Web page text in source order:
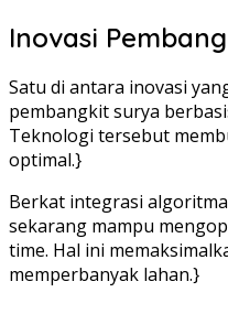
Inovasi
Satu di antara inovasi
pembangkit surya
Teknologi tersebut
optimal.}
Berkat integrasi
sekarang mampu
time. Hal ini
memperbanyak lahan.}